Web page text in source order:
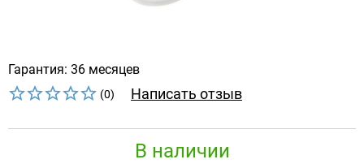
Гарантия: 36 месяцев
(0) Написать отзыв
В наличии